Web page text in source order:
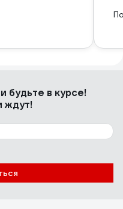
будьте в курсе!
ждут!